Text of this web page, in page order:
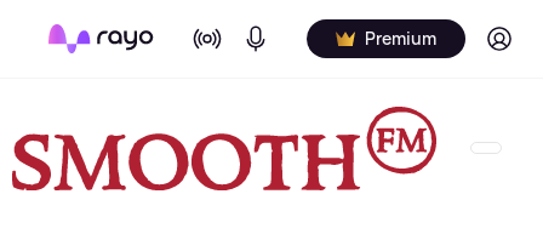
On Air Podcasts Premium Log in